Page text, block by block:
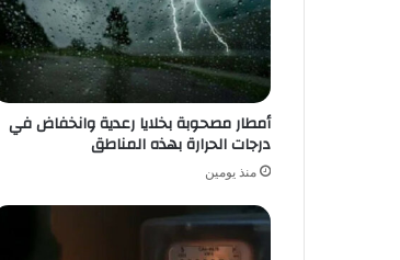
أمطار مصحوبة بخلايا رعدية وانخفاض في
درجات الحرارة بهذه المناطق
منذ يومين